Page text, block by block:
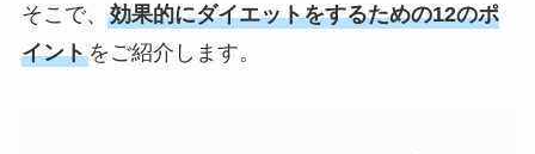
そこで、 効果的にダイエットをするための12のポ
イントをご紹介します。